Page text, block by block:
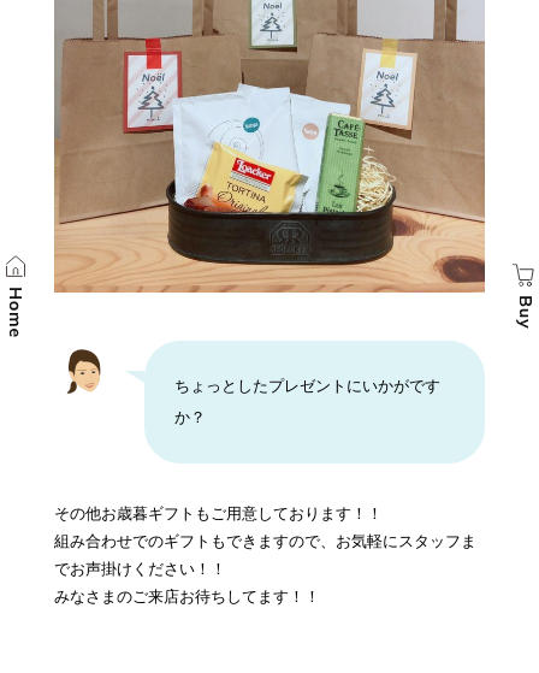
ちょっとしたプレゼントにいかがです
か？
その他お歳暮ギフトもご用意しております！！
組み合わせでのギフトもできますので、お気軽にスタッフま
でお声掛けください！！
みなさまのご来店お待ちしてます！！